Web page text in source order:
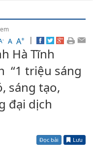
- A A+ |
Hà Tĩnh
“1 triệu sáng
sáng tạo,
đại dịch
Đọc bài Lưu